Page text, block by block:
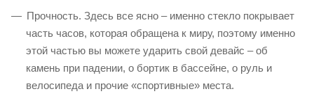
Прочность. Здесь все ясно – именно стекло покрывает
часть часов, которая обращена к миру, поэтому именно
этой частью вы можете ударить свой девайс – об
камень при падении, о бортик в бассейне, о руль и
велосипеда и прочие «спортивные» места.